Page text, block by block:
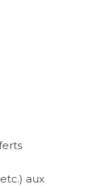
aux